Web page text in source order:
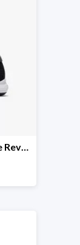
Buty dla małych dzieci Nike Revolution 4